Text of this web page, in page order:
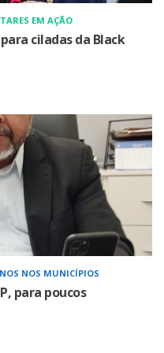
EM AÇÃO
ciladas da Black
NOS MUNICÍPIOS
para poucos